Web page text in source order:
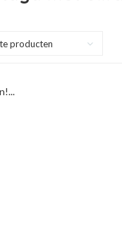
producten